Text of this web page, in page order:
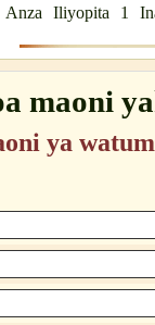
Anza Iliyopita 1
maoni
ya